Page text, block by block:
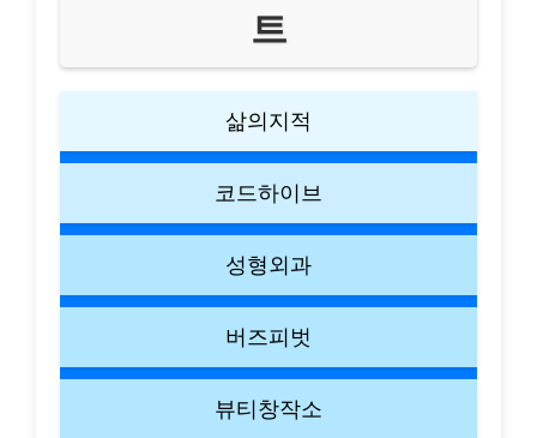
트
삶의지적
코드하이브
성형외과
버즈피벗
뷰티창작소